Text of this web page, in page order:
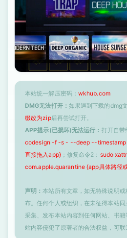
本站统一解压密码： wkhub.com
DMG无法打开： 如果遇到下载的dmg
缀改为zip后再尝试打开。
APP提示(已损坏)无法运行： 打开自带
codesign -f -s - --deep --
直接拖入app}；修复命令2： sudo
com.apple.quarantine {app具体路径
声明：本站所有文章，如无特殊说明
布。任何个人或组织，在未征得本站同
采集、发布本站内容到任何网站、书
站内容侵犯了原著者的合法权益，可联